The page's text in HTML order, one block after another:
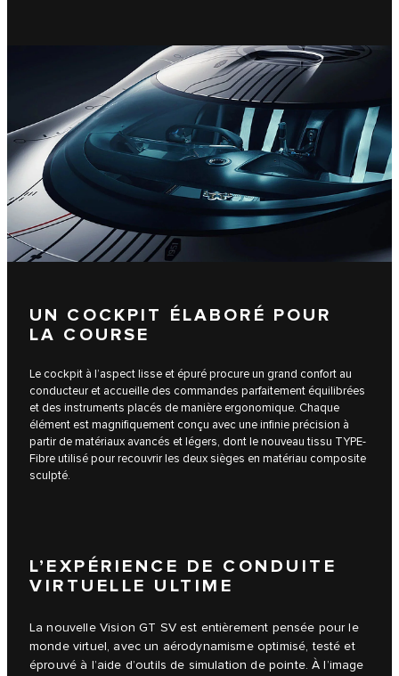
UN COCKPIT ÉLABORÉ POUR
LA COURSE
Le cockpit à l’aspect lisse et épuré procure un grand confort au
conducteur et accueille des commandes parfaitement équilibrées
et des instruments placés de manière ergonomique. Chaque
élément est magnifiquement conçu avec une infinie précision à
partir de matériaux avancés et légers, dont le nouveau tissu TYPE-
Fibre utilisé pour recouvrir les deux sièges en matériau composite
sculpté.
L’EXPÉRIENCE DE CONDUITE
VIRTUELLE ULTIME
La nouvelle Vision GT SV est entièrement pensée pour le
monde virtuel, avec un aérodynamisme optimisé, testé et
éprouvé à l’aide d’outils de simulation de pointe. À l’image